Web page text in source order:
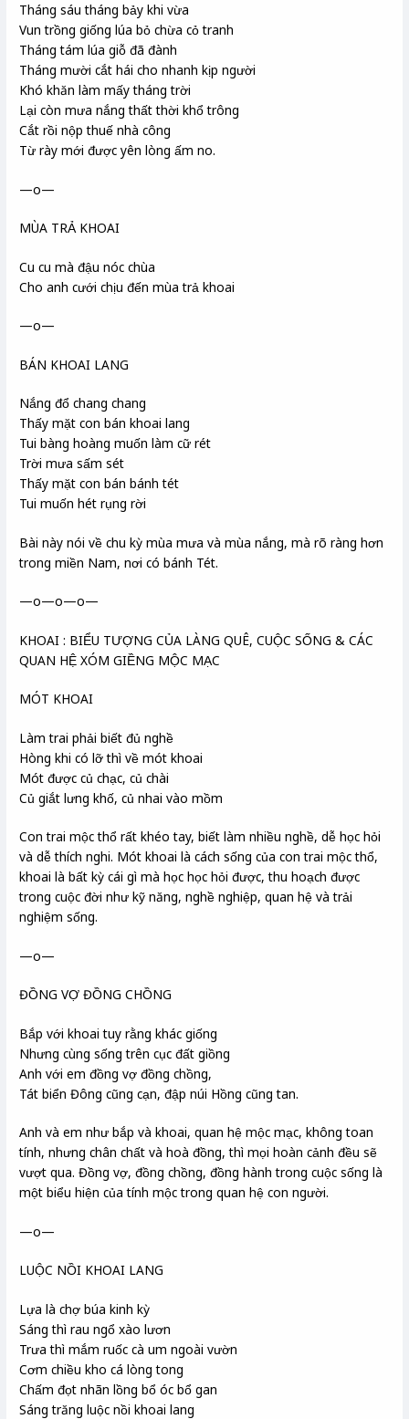
Tháng sáu tháng bảy khi vừa
Vun trồng giống lúa bỏ chừa cỏ tranh
Tháng tám lúa giỗ đã đành
Tháng mười cắt hái cho nhanh kịp người
Khó khăn làm mấy tháng trời
Lại còn mưa nắng thất thời khổ trông
Cắt rồi nộp thuế nhà công
Từ rày mới được yên lòng ấm no.
—o—
MÙA TRẢ KHOAI
Cu cu mà đậu nóc chùa
Cho anh cưới chịu đến mùa trả khoai
—o—
BÁN KHOAI LANG
Nắng đổ chang chang
Thấy mặt con bán khoai lang
Tui bàng hoàng muốn làm cữ rét
Trời mưa sấm sét
Thấy mặt con bán bánh tét
Tui muốn hét rụng rời
Bài này nói về chu kỳ mùa mưa và mùa nắng, mà rõ ràng hơn
trong miền Nam, nơi có bánh Tét.
—o—o—o—
KHOAI : BIỂU TƯỢNG CỦA LÀNG QUÊ, CUỘC SỐNG & CÁC
QUAN HỆ XÓM GIỀNG MỘC MẠC
MÓT KHOAI
Làm trai phải biết đủ nghề
Hòng khi có lỡ thì về mót khoai
Mót được củ chạc, củ chài
Củ giắt lưng khố, củ nhai vào mồm
Con trai mộc thổ rất khéo tay, biết làm nhiều nghề, dễ học hỏi
và dễ thích nghi. Mót khoai là cách sống của con trai mộc thổ,
khoai là bất kỳ cái gì mà học học hỏi được, thu hoạch được
trong cuộc đời như kỹ năng, nghề nghiệp, quan hệ và trải
nghiệm sống.
—o—
ĐỒNG VỢ ĐỒNG CHỒNG
Bắp với khoai tuy rằng khác giống
Nhưng cùng sống trên cục đất giồng
Anh với em đồng vợ đồng chồng,
Tát biển Đông cũng cạn, đập núi Hồng cũng tan.
Anh và em như bắp và khoai, quan hệ mộc mạc, không toan
tính, nhưng chân chất và hoà đồng, thì mọi hoàn cảnh đều sẽ
vượt qua. Đồng vợ, đồng chồng, đồng hành trong cuộc sống là
một biểu hiện của tính mộc trong quan hệ con người.
—o—
LUỘC NỒI KHOAI LANG
Lựa là chợ búa kinh kỳ
Sáng thì rau ngổ xào lươn
Trưa thì mắm ruốc cà um ngoài vườn
Cơm chiều kho cá lòng tong
Chấm đọt nhãn lồng bổ óc bổ gan
Sáng trăng luộc nồi khoai lang